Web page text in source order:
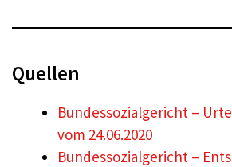
Quellen
Bundessozialgericht –
vom 24.06.2020
Bundessozialgericht –